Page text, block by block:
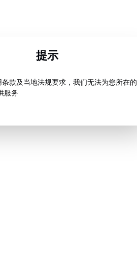
提示
款及当地法规要求，我们无法为您所在的
服务